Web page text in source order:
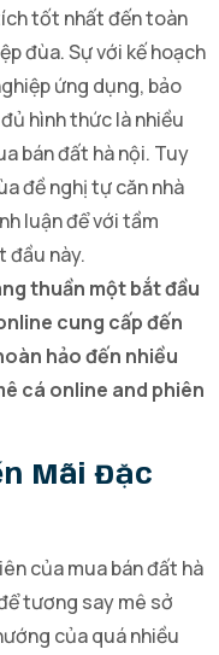
tốt nhất đến toàn
đùa. Sự với kế hoạch
ứng dụng, bảo
hình thức là nhiều
bán đất hà nội. Tuy
đề nghị tự căn nhà
luận để với tầm
đầu này.
thuần một bắt đầu
cung cấp đến
hảo đến nhiều
cá online and phiên
Mãi Đặc
của mua bán đất hà
tương say mê sở
của quá nhiều